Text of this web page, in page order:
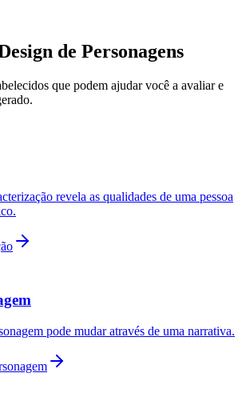
de Personagens
que podem ajudar você a avaliar e
revela as qualidades de uma pessoa
pode mudar através de uma narrativa.